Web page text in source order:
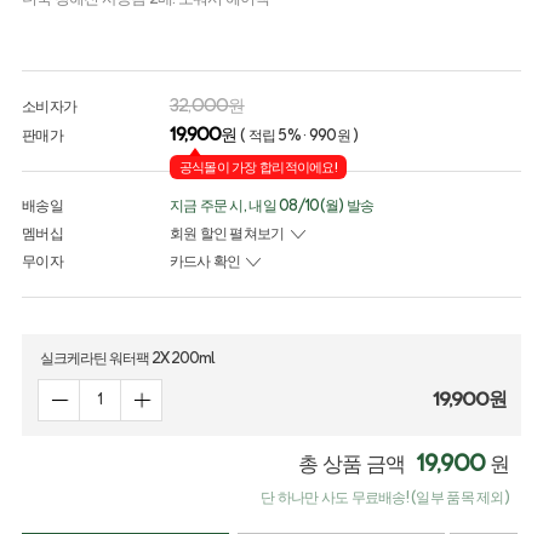
소비자가 32,000원
판매가 19,900원 ( 적립 5% · 990원 )
공식몰이 가장 합리적이에요!
배송일
지금 주문 시, 내일 08/10(월) 발송
멤버십
회원 할인 펼쳐보기
무이자
카드사 확인
실크케라틴 워터팩 2X 200ml
19,900원
총 상품 금액 19,900 원
단 하나만 사도 무료배송! (일부 품목 제외)